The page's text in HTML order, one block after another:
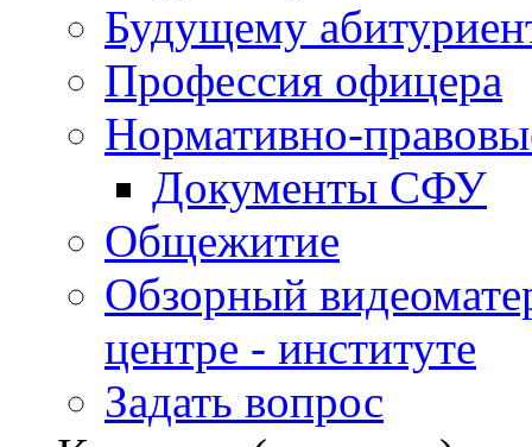
Будущему
Профессия офицера
Нормативно-
Документы СФУ
Общежитие
Обзорный
центре - институте
Задать вопрос